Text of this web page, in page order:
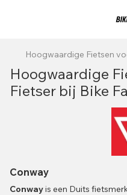
Hoogwaardige Fietsen
Hoogwaardige
Fietser bij Bike
Conway
Conwayis een Duits